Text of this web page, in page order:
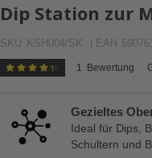
Dip Station zur
SKU KSH004/SK | EAN
Bewertung:
87
% of100
1 Bewertung
Gezieltes
Ideal für Dips,
Schultern und